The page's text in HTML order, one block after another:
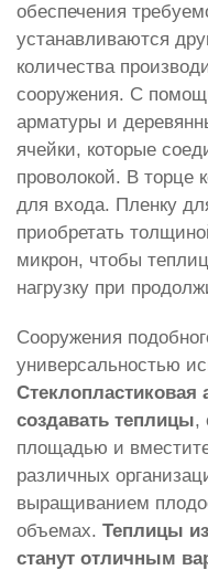
обеспечения
устанавливаются
количества
сооружения. С
арматуры и
ячейки, которые
проволокой. В торце
для входа. Пленку
приобретать
микрон, чтобы
нагрузку при
Сооружения
универсальностью
Стеклопластиковая
создавать теплицы,
площадью и
различных
выращиванием
объемах. Теплицы
станут отличным